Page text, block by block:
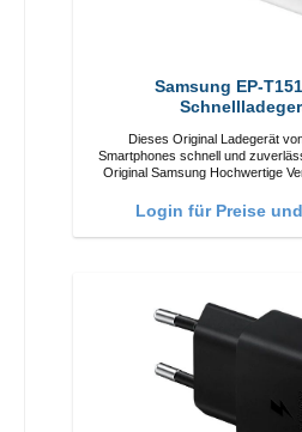
Samsung EP-
Dieses Original Ladegerät
Smartphones schnell und
Original Samsung Hochwertige
Login für Preise